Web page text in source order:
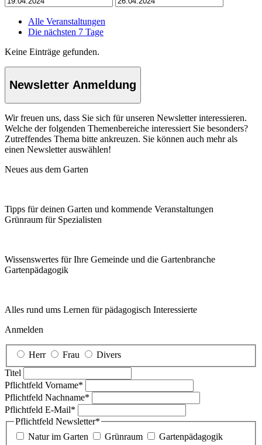
Alle Veranstaltungen
Die nächsten 7 Tage
Keine Einträge gefunden.
Newsletter Anmeldung
Wir freuen uns, dass Sie sich für unseren Newsletter interessieren.
Welche der folgenden Themenbereiche interessiert Sie besonders?
Zutreffendes Thema bitte ankreuzen. Sie können auch mehr als
einen Newsletter auswählen!
Neues aus dem Garten
Tipps für deinen Garten und kommende Veranstaltungen
Grünraum für Spezialisten
Wissenswertes für Ihre Gemeinde und die Gartenbranche
Garten­pädagogik
Alles rund ums Lernen für pädagogisch Interessierte
Anmelden
Herr Frau
Divers
Titel
Pflichtfeld Vorname*
Pflichtfeld Nachname*
Pflichtfeld E-Mail*
Pflichtfeld Newsletter*
Natur im Garten
Grünraum
Gartenpädagogik